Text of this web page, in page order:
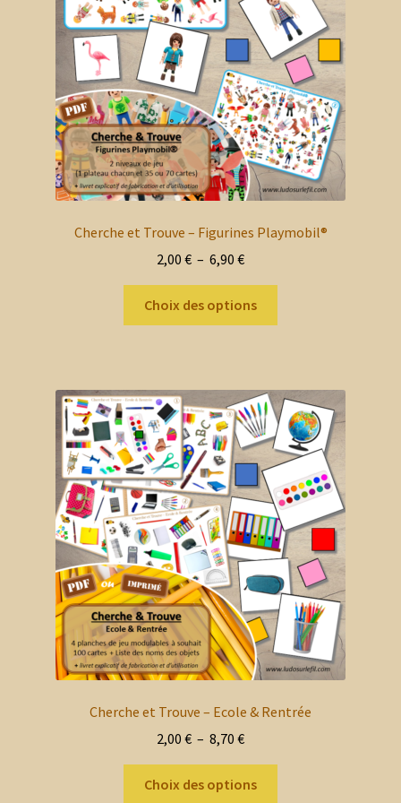
Cherche et Trouve – Figurines Playmobil®
2,00 € – 6,90 €Plage
de
prix :
2,00 €
Choix des options
Les
options
peuvent
être
choisies
sur
la
page
du
produit
Cherche et Trouve – Ecole & Rentrée
2,00 € – 8,70 €Plage
de
prix :
Choix des options